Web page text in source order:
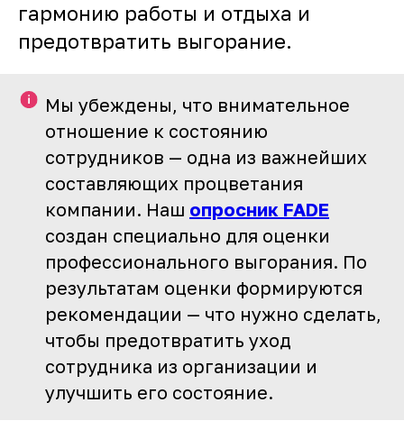
гармонию работы и отдыха и
предотвратить выгорание.
Мы убеждены, что внимательное
отношение к состоянию
сотрудников — одна из важнейших
составляющих процветания
компании. Наш опросник FADE
создан специально для оценки
профессионального выгорания. По
результатам оценки формируются
рекомендации — что нужно сделать,
чтобы предотвратить уход
сотрудника из организации и
улучшить его состояние.